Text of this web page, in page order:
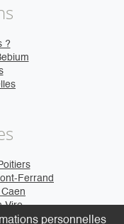
?
Ferrand
Vire
personnelles